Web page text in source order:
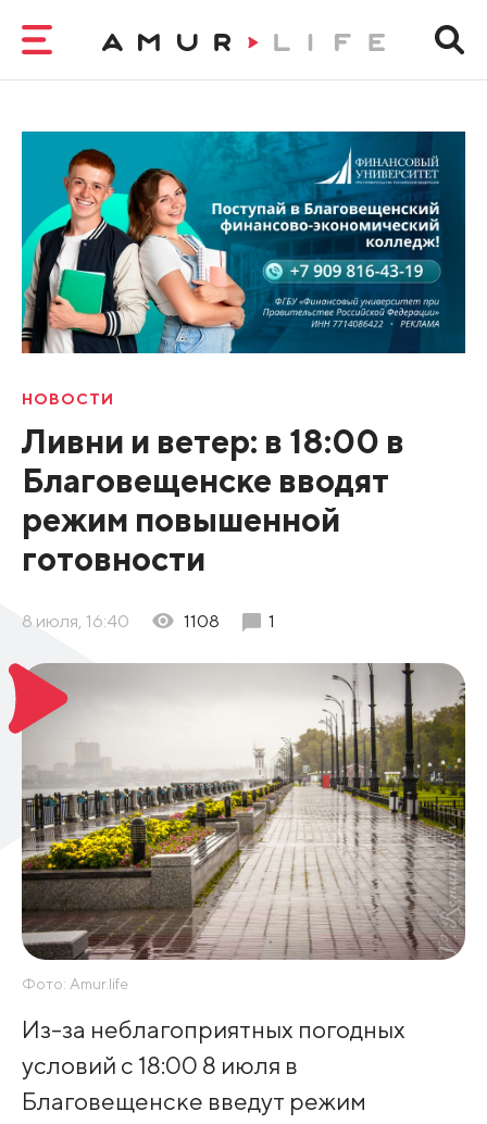
НОВОСТИ
Ливни и ветер: в 18:00 в
Благовещенске вводят
режим повышенной
готовности
8 июля, 16:40 1108 1
Фото: Amur.life
Из-за неблагоприятных погодных
условий с 18:00 8 июля в
Благовещенске введут режим